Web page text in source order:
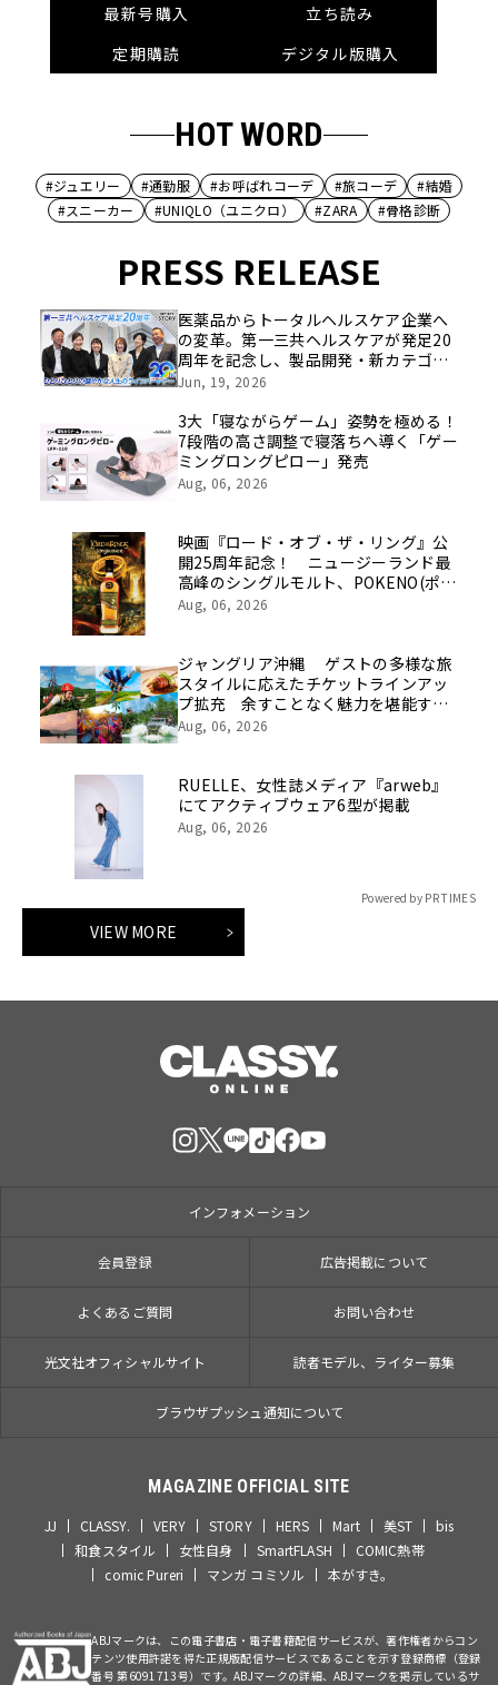
最新号購入
立ち読み
定期購読
デジタル版購入
HOT WORD
#ジュエリー #通勤服 #お呼ばれコーデ #旅コーデ
#結婚
#スニーカー
#UNIQLO（ユニクロ） #ZARA #骨格診断
PRESS RELEASE
医薬品からトータルヘルスケア企業へ
の変革。第一三共ヘルスケアが発足20
周年を記念し、製品開発・新カテゴリ
挑戦の舞台や旧社統合時のエピソード
像を公開！
Jun, 19, 2026
3大「寝ながらゲーム」姿勢を極める！
7段階の高さ調整で寝落ちへ導く「ゲー
ミングロングピロー」発売
Aug, 06, 2026
映画『ロード・オブ・ザ・リング』公
開25周年記念！ ニュージーランド最
高峰のシングルモルト、POKENO(ポケ
ノ)より 数量限定ウイスキー「リング
Aug, 06, 2026
ジャングリア沖縄 ゲストの多様な旅
スタイルに応えたチケットラインアッ
プ拡充 余すことなく魅力を堪能する
「ロイヤルチケット」新登場
Aug, 06, 2026
RUELLE、女性誌メディア『arweb』
にてアクティブウェア6型が掲載
Aug, 06, 2026
Powered by PR TIMES
VIEW MORE
インフォメーション
会員登録 広告掲載について
よくあるご質問 お問い合わせ
光文社オフィシャルサイト 読者モデル、ライター募集
ブラウザプッシュ通知について
MAGAZINE OFFICIAL SITE
JJ CLASSY. VERY STORY HERS Mart 美ST
bis
和食スタイル
女性自身 SmartFLASH
COMIC熱帯
comic Pureri
マンガ コミソル 本がすき。
ABJマークは、この電子書店・電子書籍配信サービスが、著作権者からコン
テンツ使用許諾を得た正規版配信サービスであることを示す登録商標（登録
番号 第6091713号）です。ABJマークの詳細、ABJマークを掲示しているサ